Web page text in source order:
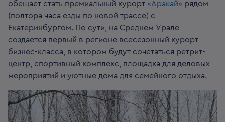
обещает стать премиальный курорт «Аракай» рядом
(полтора часа езды по новой трассе) с
Екатеринбургом. По сути, на Среднем Урале
создаётся первый в регионе всесезонный курорт
бизнес-класса, в котором будут сочетаться ретрит-
центр, спортивный комплекс, площадка для деловых
мероприятий и уютные дома для семейного отдыха.